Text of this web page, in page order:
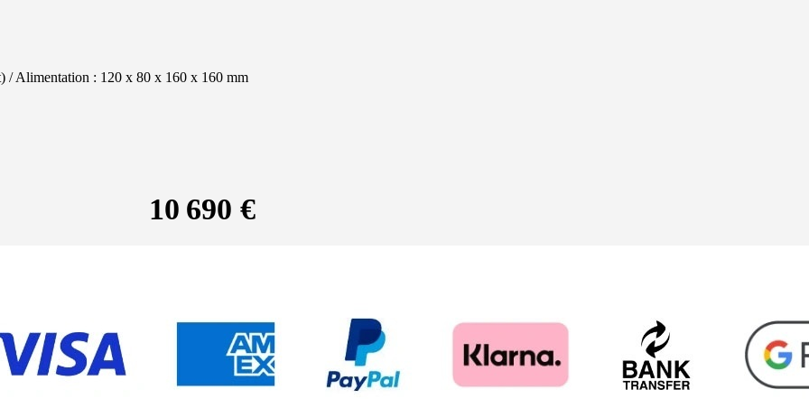
/ Alimentation : 120 x 80 x 160 x 160 mm
10 690 €